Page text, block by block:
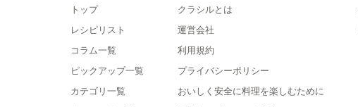
トップ
レシピリスト
コラム一覧
ピックアップ一覧
カテゴリ一覧
クラシルとは
運営会社
利用規約
プライバシーポリシー
おいしく安全に料理を楽しむために